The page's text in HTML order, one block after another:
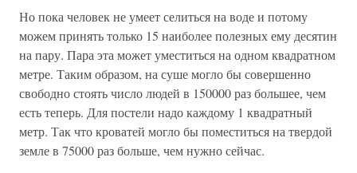
Но пока человек не умеет селиться на воде и потому
можем принять только 15 наиболее полезных ему десятин
на пару. Пара эта может уместиться на одном квадратном
метре. Таким образом, на суше могло бы совершенно
свободно стоять число людей в 150000 раз большее, чем
есть теперь. Для постели надо каждому 1 квадратный
метр. Так что кроватей могло бы поместиться на твердой
земле в 75000 раз больше, чем нужно сейчас.